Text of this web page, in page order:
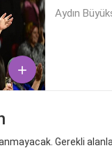

Aydın
Gerekli